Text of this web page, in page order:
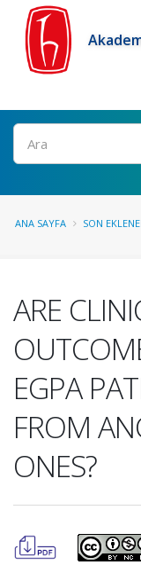
Ara
ANA SAYFA SON
ARE
EGPA
FROM
ONES?